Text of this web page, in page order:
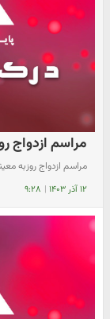
مراسم ازدواج
مراسم ازدواج روزبه
۱۲ آذر ۱۴۰۳ | ۹:۲۸